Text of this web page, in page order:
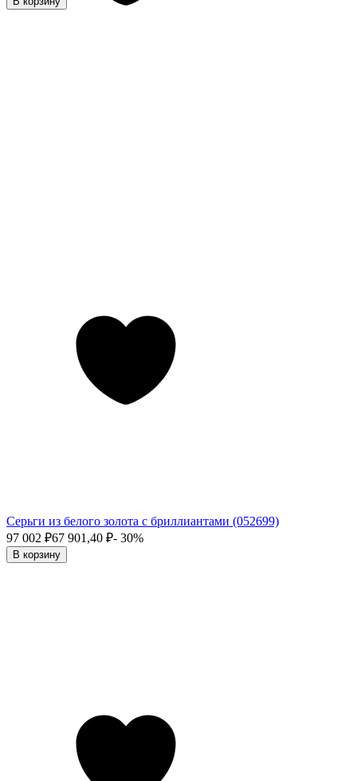
Серьги из белого золота с бриллиантами (052699)
97 002 ₽67 901,40 ₽- 30%
В корзину